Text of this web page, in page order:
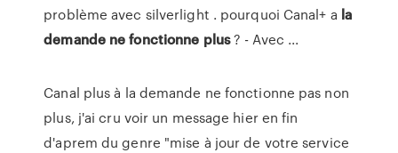
problème avec silverlight . pourquoi Canal+ a la
demande ne fonctionne plus? - Avec ...
Canal plus à la demande ne fonctionne pas non
plus, j'ai cru voir un message hier en fin
d'aprem du genre "mise à jour de votre service